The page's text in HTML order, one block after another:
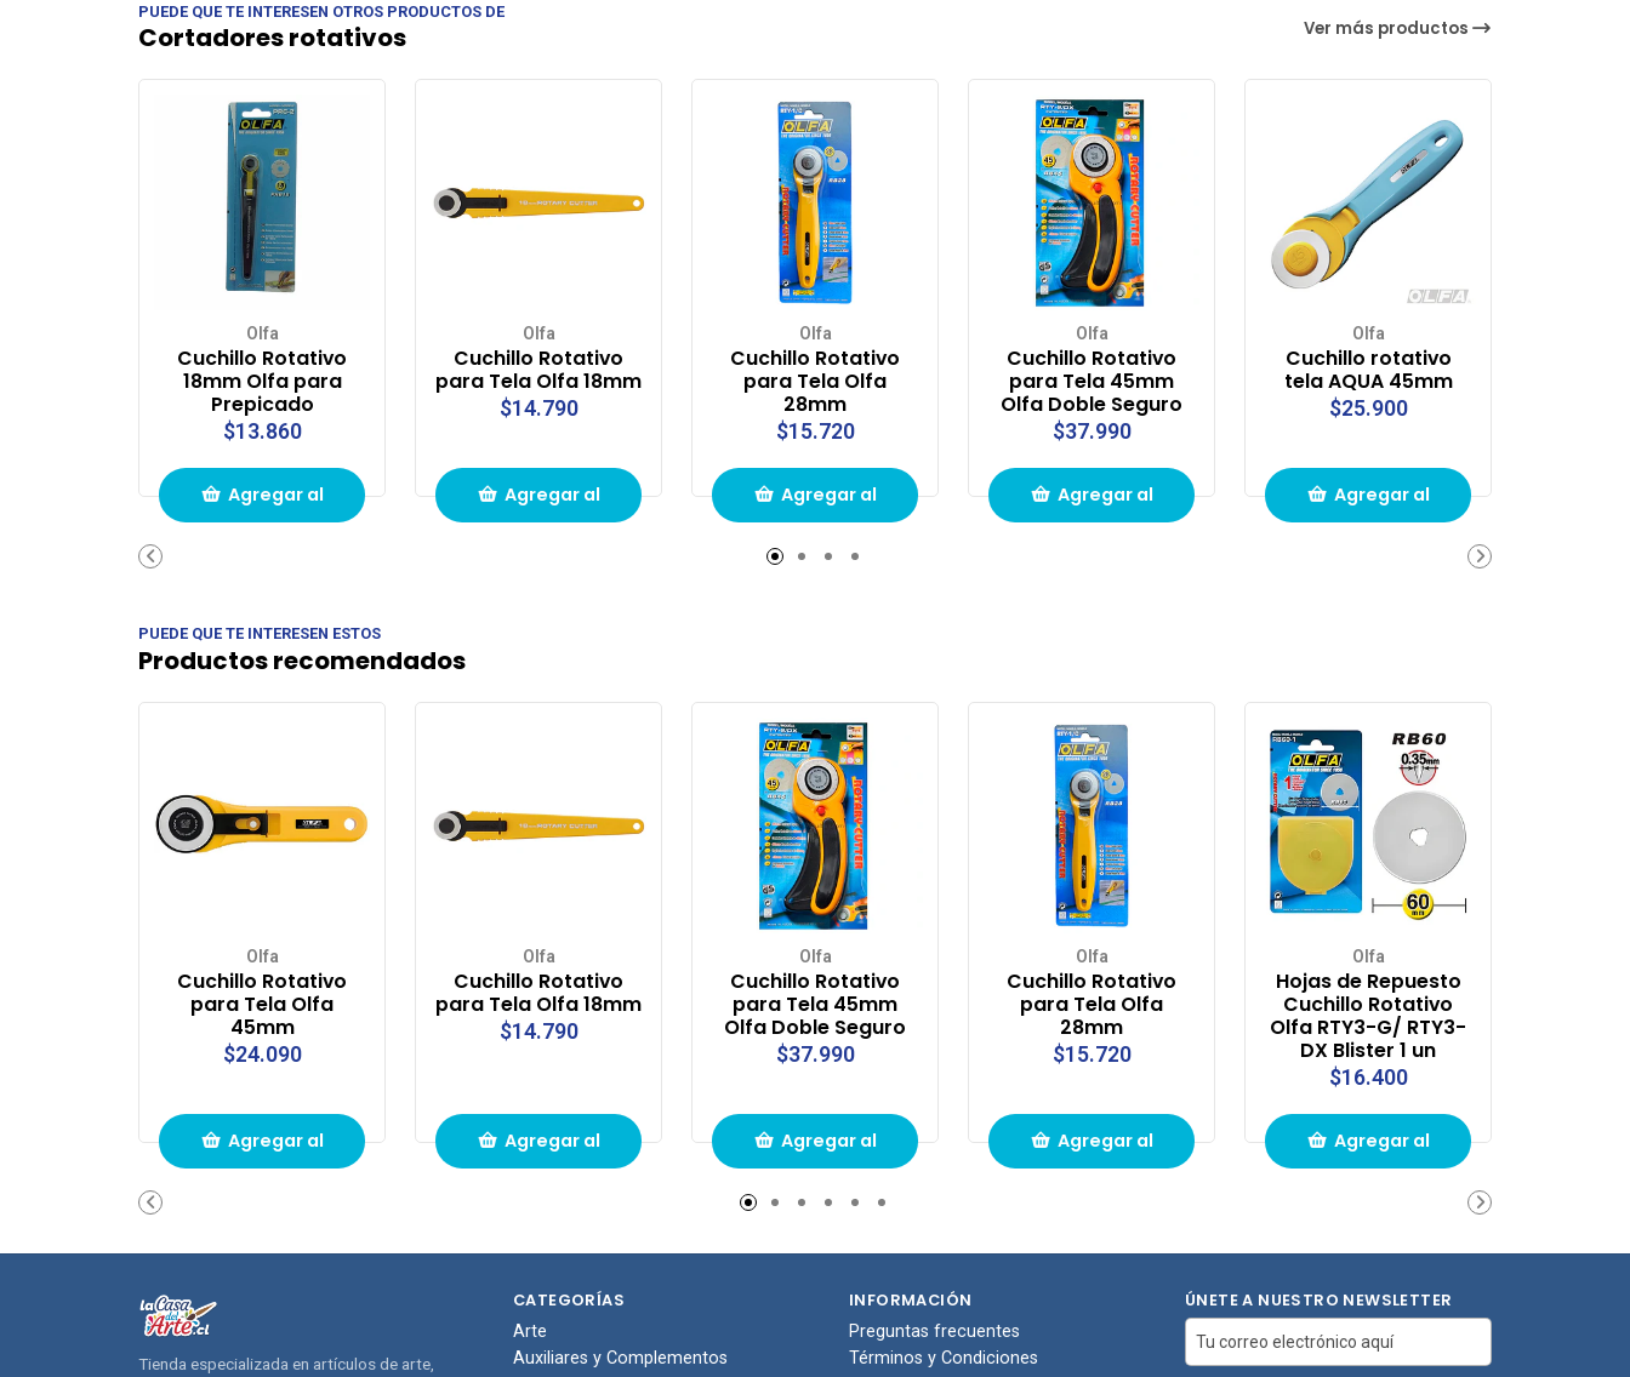
PUEDE QUE TE INTERESEN OTROS PRODUCTOS DE
Cortadores rotativos Ver más productos
Olfa
Cuchillo Rotativo
18mm Olfa para
Prepicado
$13.860
Agregar al
Olfa
Cuchillo Rotativo
para Tela Olfa 18mm
$14.790
Agregar al
Olfa
Cuchillo Rotativo
para Tela Olfa
28mm
$15.720
Agregar al
carrito de
Olfa
Cuchillo Rotativo
para Tela 45mm
Olfa Doble Seguro
$37.990
Agregar al
Olfa
Cuchillo rotativo
tela AQUA 45mm
$25.900
Agregar al
PUEDE QUE TE INTERESEN ESTOS
Productos recomendados
Olfa
Cuchillo Rotativo
para Tela Olfa
45mm
$24.090
Agregar al
compras
Olfa
Cuchillo Rotativo
para Tela Olfa 18mm
$14.790
Agregar al
compras
Olfa
Cuchillo Rotativo
para Tela 45mm
Olfa Doble Seguro
$37.990
Agregar al
carrito de
compras
Olfa
Cuchillo Rotativo
para Tela Olfa
28mm
$15.720
Agregar al
compras
Olfa
Hojas de Repuesto
Cuchillo Rotativo
Olfa RTY3-G/ RTY3-
DX Blister 1 un
$16.400
Agregar al
compras
Tienda especializada en artículos de arte,
CATEGORÍAS
Arte
Auxiliares y Complementos
INFORMACIÓN
Preguntas frecuentes
Términos y Condiciones
ÚNETE A NUESTRO NEWSLETTER